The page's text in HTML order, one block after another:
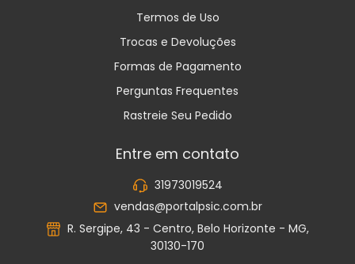
Termos de Uso
Trocas e Devoluções
Formas de Pagamento
Perguntas Frequentes
Rastreie Seu Pedido
Entre em contato
31973019524
vendas@portalpsic.com.br
R. Sergipe, 43 - Centro, Belo Horizonte - MG,
30130-170